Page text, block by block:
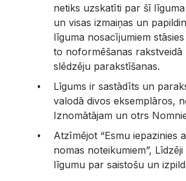
netiks uzskatīti par šī
un visas izmaiņas un
līguma nosacījumiem
to noformēšanas
slēdzēju parakstīšanas.
Līgums ir sastādīts un
valodā divos eksemplāros,
Iznomātājam un otrs
Atzīmējot “Esmu iepazinies
nomas noteikumiem”,
līgumu par saistošu un